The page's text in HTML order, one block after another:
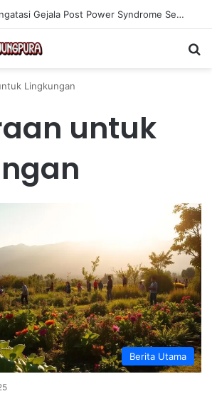
Cara Efektif Mengatasi Gejala Post Power Syndrome Setelah Pensiun Kerja
Lingkungan
untuk
Berita Utama